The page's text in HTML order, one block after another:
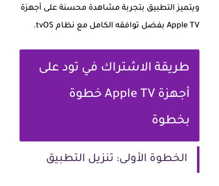
ويتميز التطبيق بتجربة مشاهدة محسنة على أجهزة
Apple TV بفضل توافقه الكامل مع نظام tvOS.
طريقة الاشتراك في تود على
أجهزة Apple TV خطوة
بخطوة
الخطوة الأولى: تنزيل التطبيق